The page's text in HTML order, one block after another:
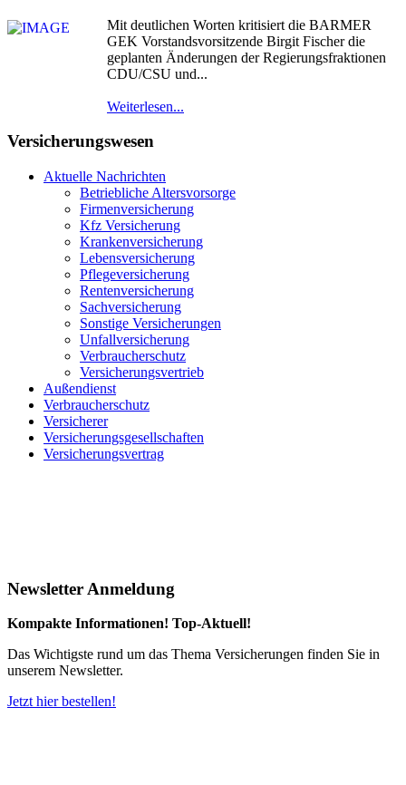
Mit deutlichen Worten kritisiert die BARMER
GEK Vorstandsvorsitzende Birgit Fischer die
geplanten Änderungen der Regierungsfraktionen
CDU/CSU und...
Weiterlesen...
Versicherungswesen
Aktuelle Nachrichten
Betriebliche Altersvorsorge
Firmenversicherung
Kfz Versicherung
Krankenversicherung
Lebensversicherung
Pflegeversicherung
Rentenversicherung
Sachversicherung
Sonstige Versicherungen
Unfallversicherung
Verbraucherschutz
Versicherungsvertrieb
Außendienst
Verbraucherschutz
Versicherer
Versicherungsgesellschaften
Versicherungsvertrag
Newsletter Anmeldung
Kompakte Informationen! Top-Aktuell!
Das Wichtigste rund um das Thema Versicherungen finden Sie in
unserem Newsletter.
Jetzt hier bestellen!